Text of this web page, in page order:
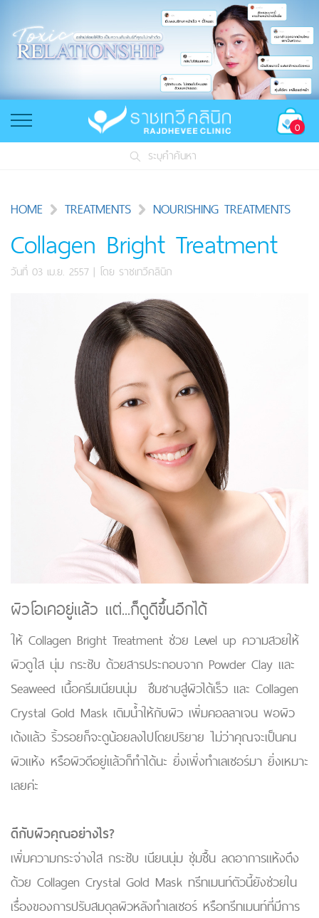
0
ระบุคำค้นหา
HOME TREATMENTS NOURISHING TREATMENTS
Collagen Bright Treatment
วันที่ 03 เม.ย. 2557 | โดย ราชเทวีคลินิก
ผิวโอเคอยู่แล้ว แต่...ก็ดูดีขึ้นอีกได้
ให้ Collagen Bright Treatment ช่วย Level up ความสวยให้
ผิวดูใส นุ่ม กระชับ ด้วยสารประกอบจาก Powder Clay และ
Seaweed เนื้อครีมเนียนนุ่ม ซึมซาบสู่ผิวได้เร็ว และ Collagen
Crystal Gold Mask เติมน้ำให้กับผิว เพิ่มคอลลาเจน พอผิว
เด้งแล้ว ริ้วรอยก็จะดูน้อยลงไปโดยปริยาย ไม่ว่าคุณจะเป็นคน
ผิวแห้ง หรือผิวดีอยู่แล้วก็ทำได้นะ ยิ่งเพิ่งทำเลเซอร์มา ยิ่งเหมาะ
เลยค่ะ
ดีกับผิวคุณอย่างไร?
เพิ่มความกระจ่างใส กระชับ เนียนนุ่ม ชุ่มชื้น ลดอาการแห้งตึง
ด้วย Collagen Crystal Gold Mask ทรีทเมนท์ตัวนี้ยังช่วยใน
เรื่องของการปรับสมดุลผิวหลังทำเลเซอร์ หรือทรีทเมนท์ที่มีการ